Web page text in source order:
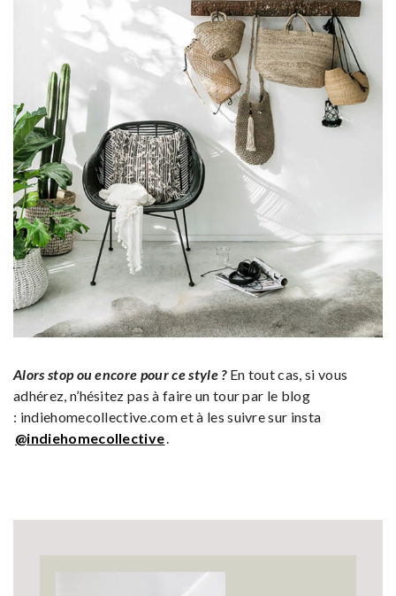
Alors stop ou encore pour ce style ?En tout cas, si vous
adhérez, n’hésitez pas à faire un tour par le blog
: indiehomecollective.com et à les suivre sur insta
@indiehomecollective.